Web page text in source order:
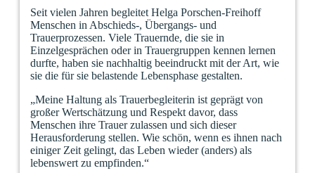
Seit vielen Jahren begleitet Helga Porschen-Freihoff
Menschen in Abschieds-, Übergangs- und
Trauerprozessen. Viele Trauernde, die sie in
Einzelgesprächen oder in Trauergruppen kennen lernen
durfte, haben sie nachhaltig beeindruckt mit der Art, wie
sie die für sie belastende Lebensphase gestalten.
„Meine Haltung als Trauerbegleiterin ist geprägt von
großer Wertschätzung und Respekt davor, dass
Menschen ihre Trauer zulassen und sich dieser
Herausforderung stellen. Wie schön, wenn es ihnen nach
einiger Zeit gelingt, das Leben wieder (anders) als
lebenswert zu empfinden.“